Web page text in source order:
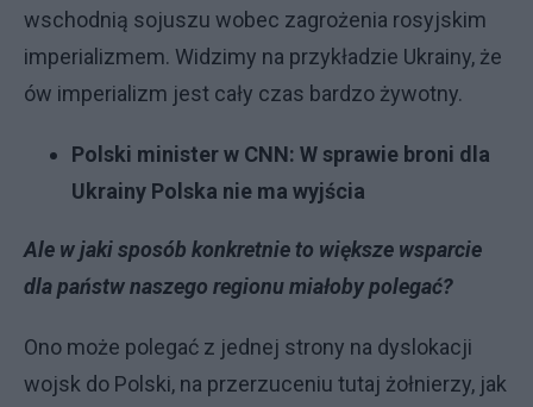
wschodnią sojuszu wobec zagrożenia rosyjskim
imperializmem. Widzimy na przykładzie Ukrainy, że
ów imperializm jest cały czas bardzo żywotny.
Polski minister w CNN: W sprawie broni dla
Ukrainy Polska nie ma wyjścia
Ale w jaki sposób konkretnie to większe wsparcie
dla państw naszego regionu miałoby polegać?
Ono może polegać z jednej strony na dyslokacji
wojsk do Polski, na przerzuceniu tutaj żołnierzy, jak